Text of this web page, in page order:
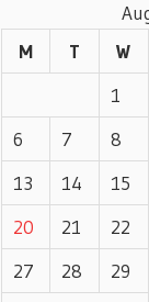
s
M
T W
1
6
7 8
13
14 15
20
21 22
27
28 29